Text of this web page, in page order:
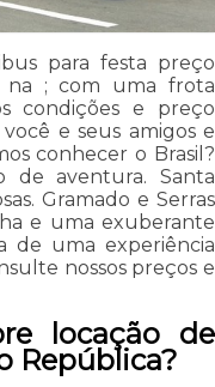
para festa preço
na ; com uma frota
condições e preço
e seus amigos e
conhecer o Brasil?
aventura. Santa
Gramado e Serras
e uma exuberante
de uma experiência
nossos preços e
locação de
República?